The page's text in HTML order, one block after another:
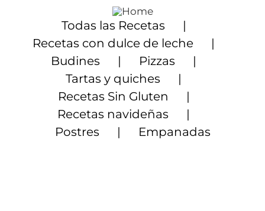
contenido
Todas las Recetas
Recetas con dulce de leche
Budines
Pizzas
Tartas y quiches
Recetas Sin Gluten
Recetas navideñas
Postres
Empanadas